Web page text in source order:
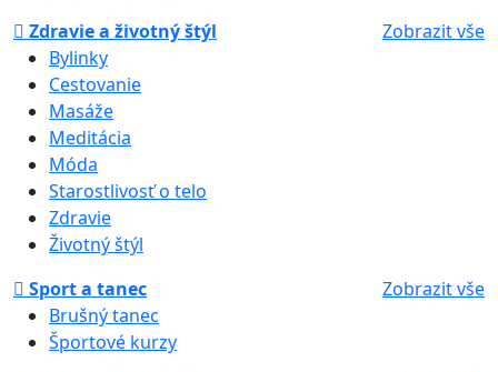
Zdravie a životný štýl
Zobrazit vše
Bylinky
Cestovanie
Masáže
Meditácia
Móda
Starostlivosť o telo
Zdravie
Životný štýl
Sport a tanec
Zobrazit vše
Brušný tanec
Športové kurzy